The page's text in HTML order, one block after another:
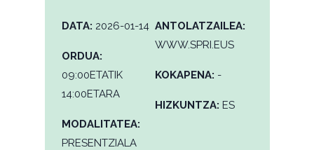
DATA: 2026-01-14
ORDUA:
09:00ETATIK
14:00ETARA
MODALITATEA:
PRESENTZIALA
ANTOLATZAILEA:
WWW.SPRI.EUS
KOKAPENA: -
HIZKUNTZA: ES